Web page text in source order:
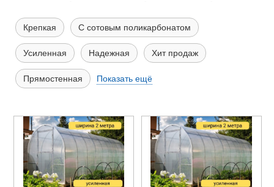
Крепкая С сотовым поликарбонатом
Усиленная Надежная Хит продаж
Прямостенная Показать ещё